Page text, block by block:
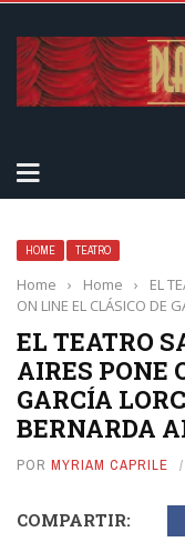
HOME TEATRO
Home › Home ›
EL
ON LINE EL CLÁSICO DE
EL TEATRO
AIRES PONE
GARCÍA
BERNARDA
POR MYRIAM CAPRILE
COMPARTIR: